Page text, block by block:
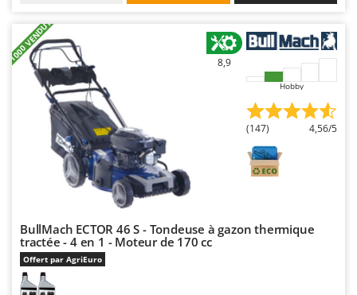
Palumbo Pavi
Partisani
Paterlini
Philips
Pramac
Prismafood
Rato
Reber
Redback
+1000 VENDUTI 8,9
Hobby
(147) 4,56/5
BullMach ECTOR 46 S - Tondeuse à gazon thermique
tractée - 4 en 1 - Moteur de 170 cc
Offert par AgriEuro